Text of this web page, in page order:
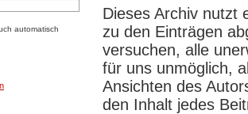
automatisch
Dieses Archiv nutzt
zu den Einträgen
versuchen, alle
für uns unmöglich,
Ansichten des
den Inhalt jedes